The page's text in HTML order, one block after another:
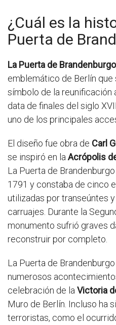
¿Cuál es la
Puerta de
La Puerta de Brandenburgo
emblemático de Berlín que
símbolo de la reunificación
data de finales del siglo
uno de los principales
El diseño fue obra de Carl
se inspiró en la Acrópolis
La Puerta de
1791 y constaba de cinco
utilizadas por transeúntes
carruajes. Durante la
monumento sufrió graves
reconstruir por completo.
La Puerta de
numerosos
celebración de la Victoria
Muro de Berlín. Incluso ha
terroristas, como el